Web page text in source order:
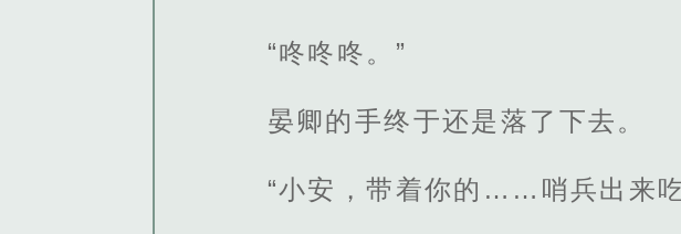
“咚咚咚。”
晏卿的手终于还是落了下去。
“小安，带着你的……哨兵出来